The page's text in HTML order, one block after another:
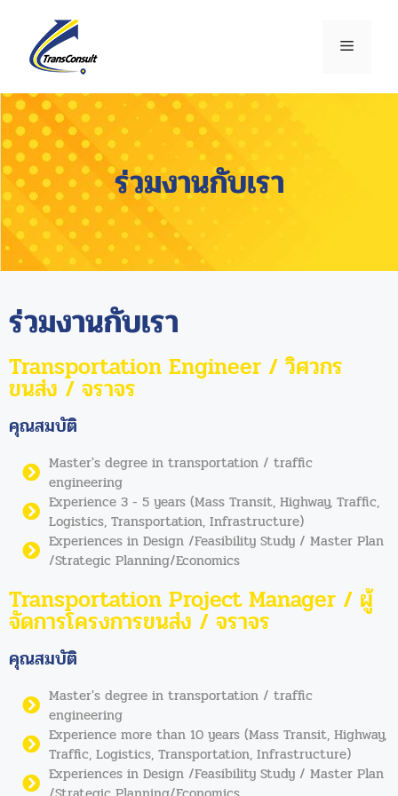
ร่วมงานกับเรา
ร่วมงานกับเรา
Transportation Engineer / วิศวกร
ขนส่ง / จราจร
คุณสมบัติ
Master's degree in transportation / traffic
engineering
Experience 3 - 5 years (Mass Transit, Highway, Traffic,
Logistics, Transportation, Infrastructure)
Experiences in Design /Feasibility Study / Master Plan
/Strategic Planning/Economics
Transportation Project Manager / ผู้
จัดการโครงการขนส่ง / จราจร
คุณสมบัติ
Master's degree in transportation / traffic
engineering
Experience more than 10 years (Mass Transit, Highway,
Traffic, Logistics, Transportation, Infrastructure)
Experiences in Design /Feasibility Study / Master Plan